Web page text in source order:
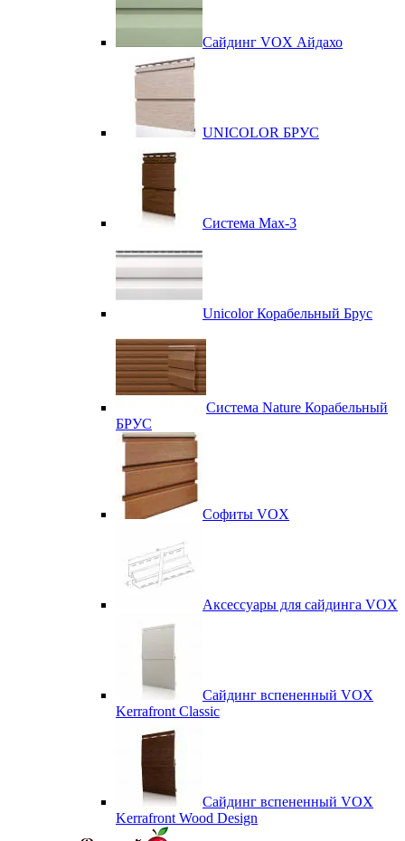
Сайдинг VOX Айдахо
UNICOLOR БРУС
Система Max-3
Unicolor Корабельный Брус
Система Nature Корабельный
БРУС
Софиты VOX
Аксессуары для сайдинга VOX
Сайдинг вспененный VOX
Kerrafront Classic
Сайдинг вспененный VOX
Kerrafront Wood Design